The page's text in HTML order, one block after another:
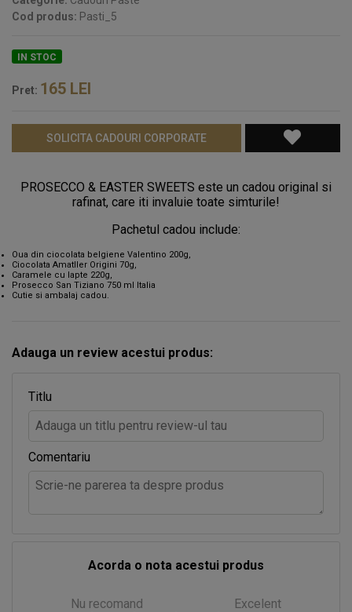
Cod produs: Pasti_5
IN STOC
Pret: 165 LEI
SOLICITA CADOURI CORPORATE
PROSECCO & EASTER SWEETS este un cadou original si
rafinat, care iti invaluie toate simturile!
Pachetul cadou include:
Oua din ciocolata belgiene Valentino 200g,
Ciocolata Amatller Origini 70g,
Caramele cu lapte 220g,
Prosecco San Tiziano 750 ml Italia
Cutie si ambalaj cadou.
Adauga un review acestui produs:
Titlu
Comentariu
Acorda o nota acestui produs
Nu recomand Excelent